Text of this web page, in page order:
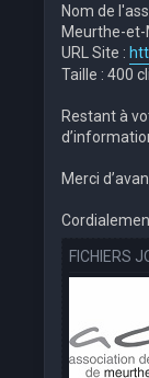
Nom de
Meurthe-et-
URL Site :
Taille : 400
Restant à
Merci
FICHIERS